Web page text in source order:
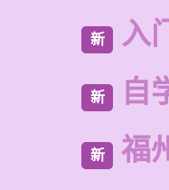
新 入
新 自
新 福